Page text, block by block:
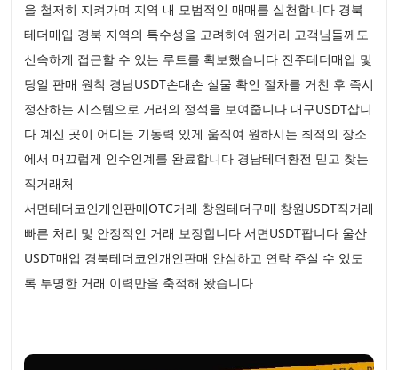
을 철저히 지켜가며 지역 내 모범적인 매매를 실천합니다 경북
테더매입 경북 지역의 특수성을 고려하여 원거리 고객님들께도
신속하게 접근할 수 있는 루트를 확보했습니다 진주테더매입 및
당일 판매 원칙 경남USDT손대손 실물 확인 절차를 거친 후 즉시
정산하는 시스템으로 거래의 정석을 보여줍니다 대구USDT삽니
다 계신 곳이 어디든 기동력 있게 움직여 원하시는 최적의 장소
에서 매끄럽게 인수인계를 완료합니다 경남테더환전 믿고 찾는
직거래처
서면테더코인개인판매OTC거래 창원테더구매 창원USDT직거래
빠른 처리 및 안정적인 거래 보장합니다 서면USDT팝니다 울산
USDT매입 경북테더코인개인판매 안심하고 연락 주실 수 있도
록 투명한 거래 이력만을 축적해 왔습니다